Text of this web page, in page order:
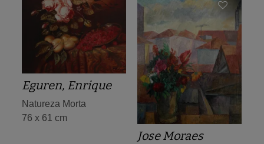
Eguren, Enrique
Natureza Morta
76 x 61 cm
Jose Moraes